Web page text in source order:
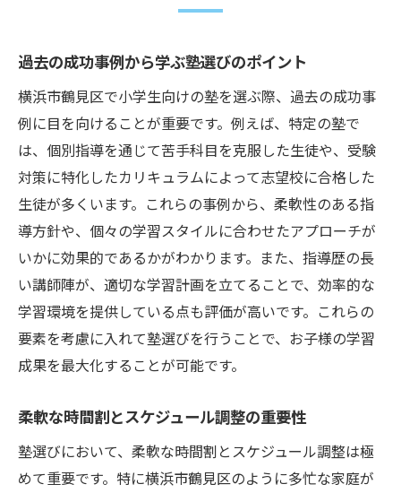
過去の成功事例から学ぶ塾選びのポイント
横浜市鶴見区で小学生向けの塾を選ぶ際、過去の成功事
例に目を向けることが重要です。例えば、特定の塾で
は、個別指導を通じて苦手科目を克服した生徒や、受験
対策に特化したカリキュラムによって志望校に合格した
生徒が多くいます。これらの事例から、柔軟性のある指
導方針や、個々の学習スタイルに合わせたアプローチが
いかに効果的であるかがわかります。また、指導歴の長
い講師陣が、適切な学習計画を立てることで、効率的な
学習環境を提供している点も評価が高いです。これらの
要素を考慮に入れて塾選びを行うことで、お子様の学習
成果を最大化することが可能です。
柔軟な時間割とスケジュール調整の重要性
塾選びにおいて、柔軟な時間割とスケジュール調整は極
めて重要です。特に横浜市鶴見区のように多忙な家庭が